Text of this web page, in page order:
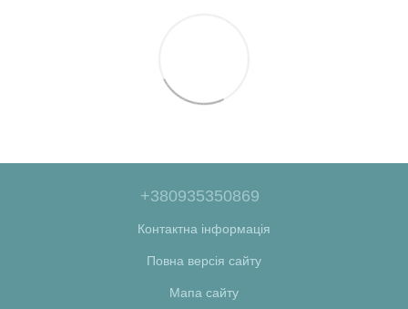
+380935350869
Контактна інформація
Повна версія сайту
Мапа сайту